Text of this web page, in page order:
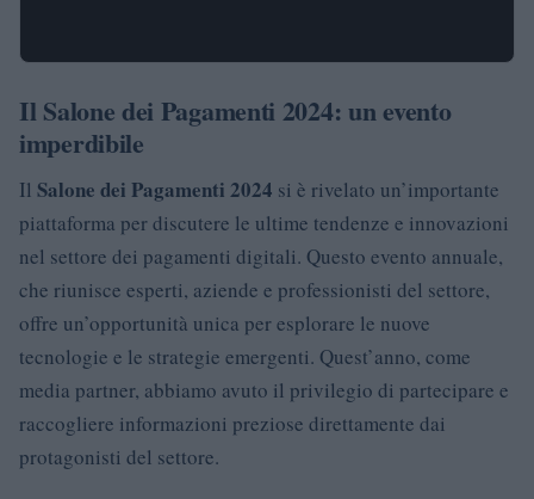
Il Salone dei Pagamenti 2024: un evento
imperdibile
Il Salone dei Pagamenti 2024 si è rivelato un’importante
piattaforma per discutere le ultime tendenze e innovazioni
nel settore dei pagamenti digitali. Questo evento annuale,
che riunisce esperti, aziende e professionisti del settore,
offre un’opportunità unica per esplorare le nuove
tecnologie e le strategie emergenti. Quest’anno, come
media partner, abbiamo avuto il privilegio di partecipare e
raccogliere informazioni preziose direttamente dai
protagonisti del settore.